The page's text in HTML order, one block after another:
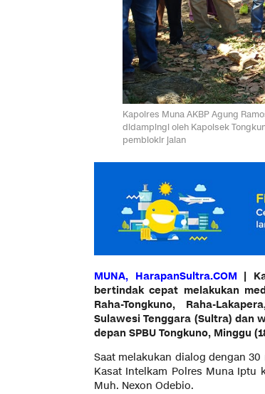
Kapolres Muna AKBP Agung
didampingi oleh Kapolsek
pemblokir jalan
MUNA, HarapanSultra.COM |
bertindak cepat melakukan
Raha-Tongkuno, Raha-
Sulawesi Tenggara (Sultra) dan
depan SPBU Tongkuno, Minggu
Saat melakukan dialog dengan
Kasat Intelkam Polres Muna Iptu
Muh. Nexon Odebio.